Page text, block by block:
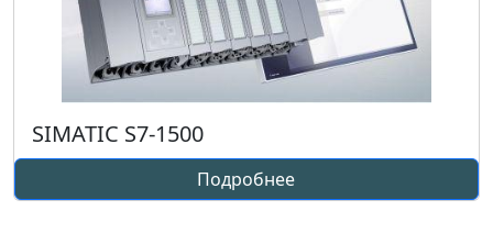
SIMATIC S7-1500
Подробнее